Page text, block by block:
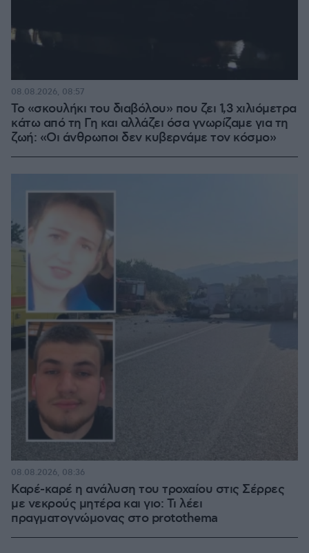
Το «σκουλήκι του διαβόλου» που ζει 1,3 χιλιόμετρα
κάτω από τη Γη και αλλάζει όσα γνωρίζαμε για τη
ζωή: «Οι άνθρωποι δεν κυβερνάμε τον κόσμο»
08.08.2026, 08:57
Καρέ-καρέ η ανάλυση του τροχαίου στις Σέρρες
με νεκρούς μητέρα και γιο: Τι λέει
πραγματογνώμονας στο protothema
08.08.2026, 08:36